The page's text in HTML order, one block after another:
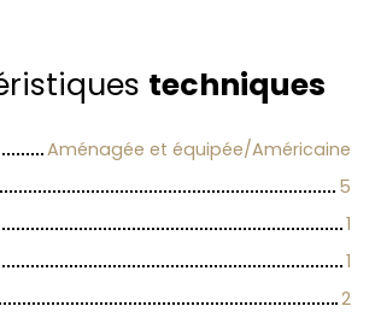
techniques
Aménagée et équipée/Américaine
5
1
1
2